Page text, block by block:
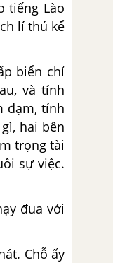
tiếng Lào
lí thú kể
biển chỉ
và tính
đạm, tính
hai bên
trọng tài
sự việc.
đua với
Chỗ ấy